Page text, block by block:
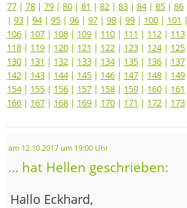
77 | 78 | 79 | 80 | 81 | 82 | 83 | 84| 85 | 86
| 93 | 94| 95 | 96 | 97 | 98 | 99 | 100 | 101 |
106 | 107 | 108 | 109 | 110 | 111 | 112 | 113
118 | 119 | 120 | 121 | 122 | 123 | 124| 125
130 | 131 | 132 | 133 | 134| 135 | 136 | 137
142 | 143 | 144| 145 | 146 | 147 | 148 | 149
154| 155 | 156 | 157 | 158 | 159 | 160 | 161
166 | 167 | 168 | 169 | 170 | 171 | 172 | 173
am 12.10.2017 um 19:00 Uhr
... hat Hellen geschrieben:
Hallo Eckhard,